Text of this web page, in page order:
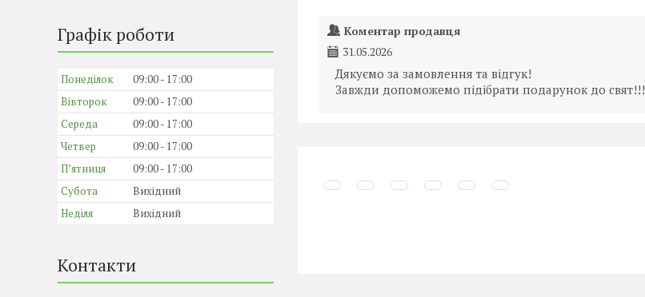
Коментар продавця
31.05.2026
Дякуємо за замовлення та відгук!
Завжди допоможемо підібрати подарунок до свят!!!
Графік роботи
Понеділок 09:00
17:00
Вівторок
09:00
17:00
Середа
09:00
17:00
Четвер
09:00
17:00
Пʼятниця
09:00
17:00
Субота
Вихідний
Неділя
Вихідний
Контакти